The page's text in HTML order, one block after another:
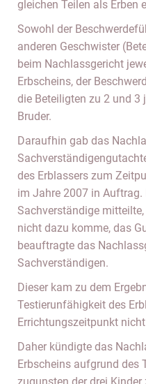
gleichen Teilen als Erben
Sowohl der
anderen Geschwister
beim Nachlassgericht
Erbscheins, der
die Beteiligten zu 2 und 3
Bruder.
Daraufhin gab das
des Erblassers zum
im Jahre 2007 in
Sachverständige
nicht dazu komme, das
beauftragte das
Sachverständigen.
Dieser kam zu dem
Testierunfähigkeit des
Errichtungszeitpunkt
Daher kündigte das
Erbscheins aufgrund des